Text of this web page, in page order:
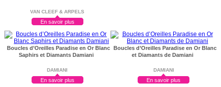
VAN CLEEF & ARPELS
En savoir plus
Boucles d’Oreilles Paradise en Or Blanc
Saphirs et Diamants Damiani
DAMIANI
En savoir plus
Boucles d’Oreilles Paradise en Or Blanc
et Diamants de Damiani
DAMIANI
En savoir plus